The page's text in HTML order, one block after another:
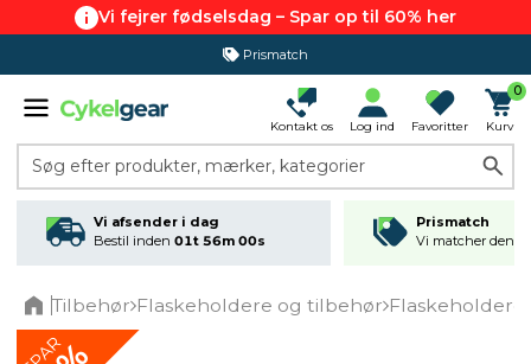
Vi fejrer fødselsdag – Spar op til 60% her
Prismatch
Kontakt os Log ind Favoritter
0
Kurv
Søg efter produkter, mærker, kategorier
Vi afsender i dag
Bestil inden 01t 56m 00s
Prismatch
Vi matcher den
Tilbehør Flaskeholdere og tilbehør Flaskeholdere